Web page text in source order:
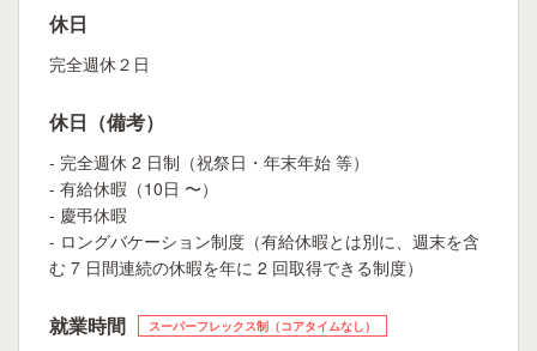
休日
完全週休２日
休日（備考）
- 完全週休 2 日制（祝祭日・年末年始 等）
- 有給休暇（10日 〜）
- 慶弔休暇
- ロングバケーション制度（有給休暇とは別に、週末を含
む 7 日間連続の休暇を年に 2 回取得できる制度）
就業時間 スーパーフレックス制（コアタイムなし）